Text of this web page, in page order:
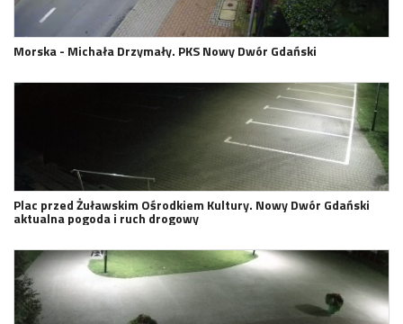
Morska - Michała Drzymały. PKS Nowy Dwór Gdański
Plac przed Żuławskim Ośrodkiem Kultury. Nowy Dwór Gdański
aktualna pogoda i ruch drogowy